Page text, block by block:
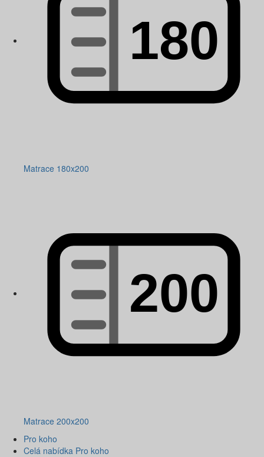
Matrace 180x200
Matrace 200x200
Pro koho
Celá nabídka Pro koho